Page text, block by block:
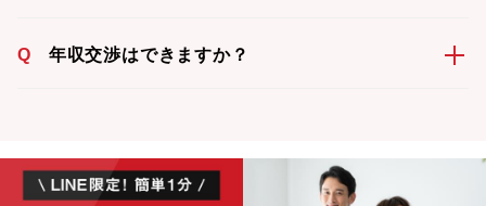
Q 年収交渉はできますか？